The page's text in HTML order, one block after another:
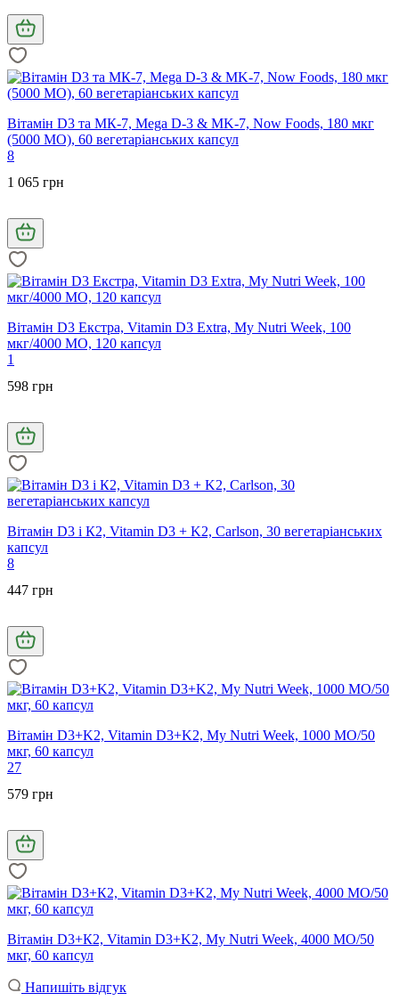
Вітамін D3 та МК-7, Mega D-3 & MK-7, Now Foods, 180 мкг
(5000 МО), 60 вегетаріанських капсул
8
1 065 грн
Вітамін D3 Екстра, Vitamin D3 Extra, My Nutri Week, 100
мкг/4000 МО, 120 капсул
1
598 грн
Вітамін D3 і К2, Vitamin D3 + K2, Carlson, 30 вегетаріанських
капсул
8
447 грн
Вітамін D3+K2, Vitamin D3+K2, My Nutri Week, 1000 МО/50
мкг, 60 капсул
27
579 грн
Вітамін D3+К2, Vitamin D3+K2, My Nutri Week, 4000 МО/50
мкг, 60 капсул
Напишіть відгук